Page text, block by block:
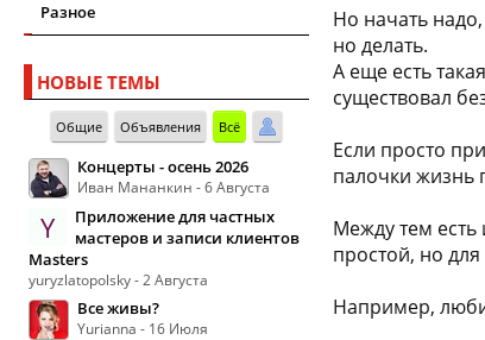
Разное
НОВЫЕ ТЕМЫ
Общие Объявления Всё
Концерты - осень 2026
Иван Мананкин - 6 Августа
Y
Приложение для частных
мастеров и записи клиентов
Masters
yuryzlatopolsky - 2 Августа
Все живы?
Yurianna - 16 Июля
Но начать
но делать.
А еще есть
существовал
Если просто
палочки жизнь
Между тем есть
простой, но
Например,